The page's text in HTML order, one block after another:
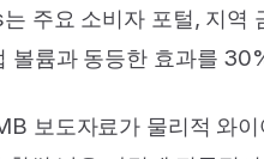
주요 소비자 포털, 지역
볼륨과 동등한 효과를
보도자료가 물리적 와